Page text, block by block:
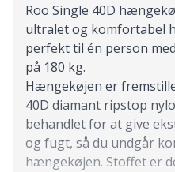
Roo Single 40D
ultralet og komfortabel
perfekt til én person
på 180 kg.
Hængekøjen er
40D diamant ripstop
behandlet for at give
og fugt, så du undgår
hængekøjen. Stoffet er